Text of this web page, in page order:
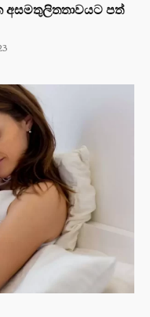
අසමතුලිතතාවයට පත්